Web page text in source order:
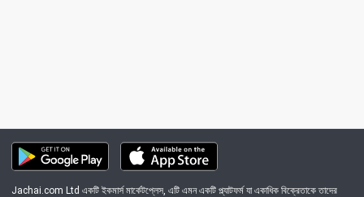
Jachai.com Ltd একটি ইকমার্স মার্কেটপ্লেস, এটি এমন একটি প্ল্যাটফর্ম যা একাধিক বিক্রেতাকে তাদের